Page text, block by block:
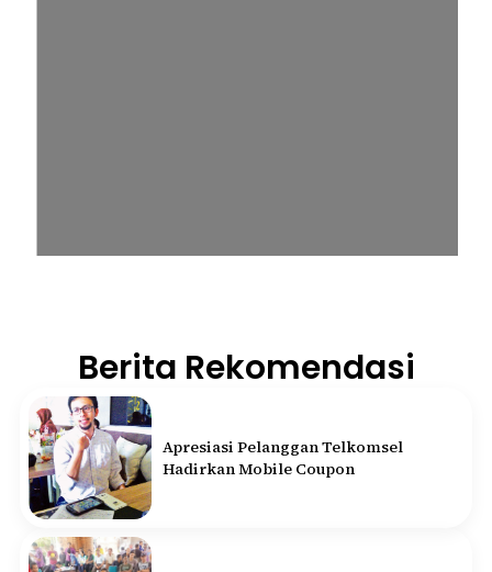
Berita Rekomendasi
Apresiasi Pelanggan Telkomsel
Hadirkan Mobile Coupon